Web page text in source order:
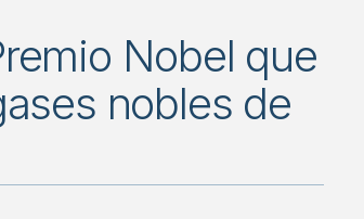
Nobel que
nobles de